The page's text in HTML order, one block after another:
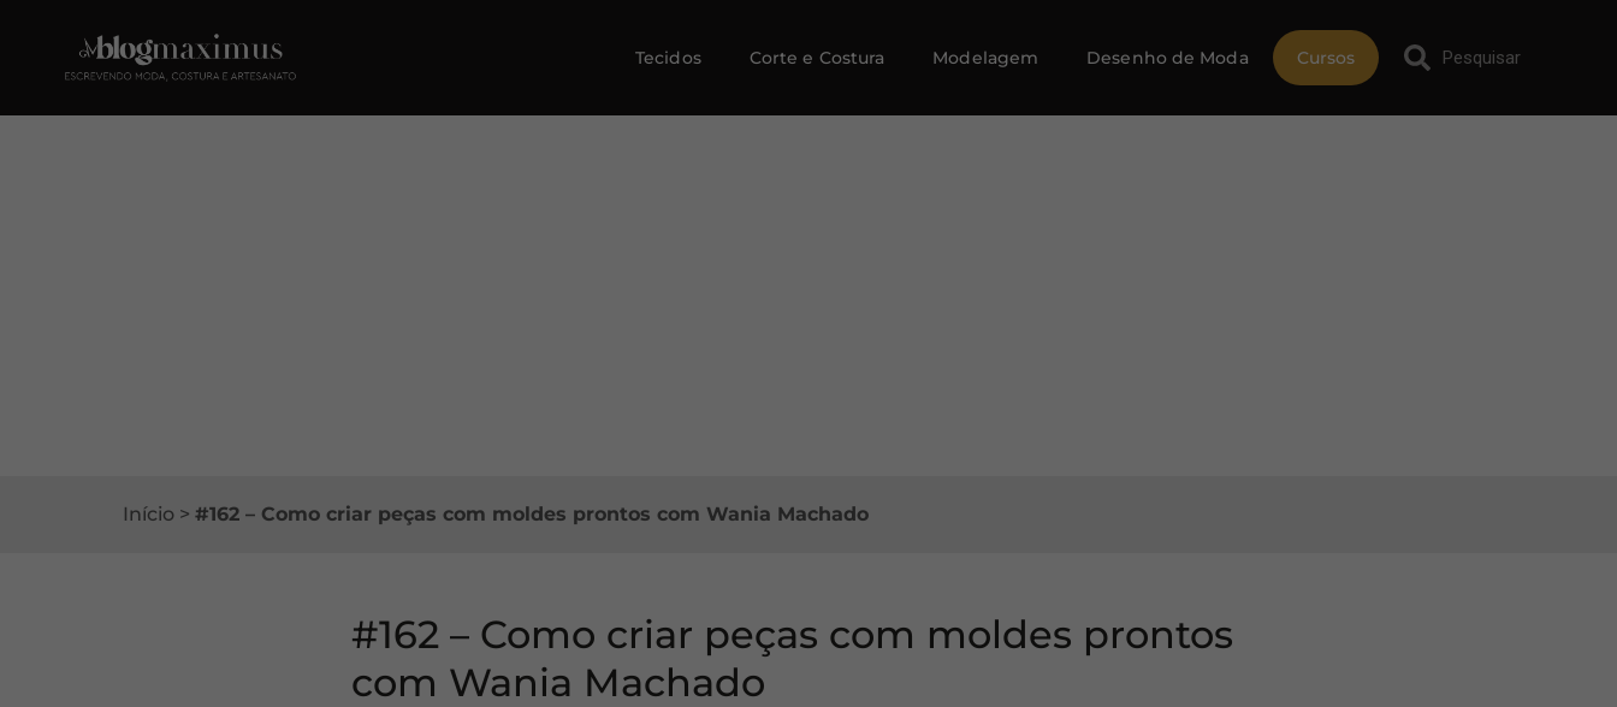
Tecidos Corte e Costura Modelagem Desenho de Moda Cursos
Início > #162 – Como criar peças com moldes prontos com Wania Machado
#162 – Como criar peças com moldes prontos
com Wania Machado